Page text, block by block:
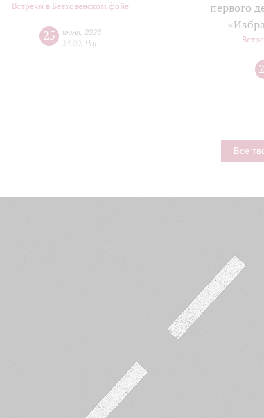
Встречи в Бетховенском фойе
25 июня 2026
14:00 Чт
первого
Все